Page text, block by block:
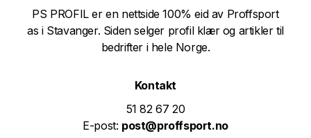
PS PROFIL er en nettside 100% eid av Proffsport
as i Stavanger. Siden selger profil klær og artikler til
bedrifter i hele Norge.
Kontakt
51 82 67 20
E-post: post@proffsport.no